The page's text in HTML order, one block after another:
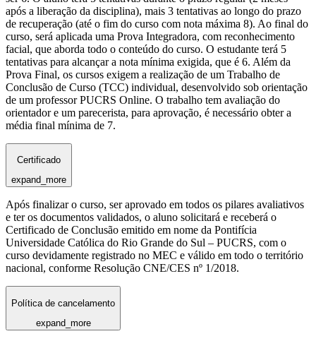
após a liberação da disciplina), mais 3 tentativas ao longo do prazo
de recuperação (até o fim do curso com nota máxima 8). Ao final do
curso, será aplicada uma Prova Integradora, com reconhecimento
facial, que aborda todo o conteúdo do curso. O estudante terá 5
tentativas para alcançar a nota mínima exigida, que é 6. Além da
Prova Final, os cursos exigem a realização de um Trabalho de
Conclusão de Curso (TCC) individual, desenvolvido sob orientação
de um professor PUCRS Online. O trabalho tem avaliação do
orientador e um parecerista, para aprovação, é necessário obter a
média final mínima de 7.
Certificado
expand_more
Após finalizar o curso, ser aprovado em todos os pilares avaliativos
e ter os documentos validados, o aluno solicitará e receberá o
Certificado de Conclusão emitido em nome da Pontifícia
Universidade Católica do Rio Grande do Sul – PUCRS, com o
curso devidamente registrado no MEC e válido em todo o território
nacional, conforme Resolução CNE/CES nº 1/2018.
Política de cancelamento
expand_more